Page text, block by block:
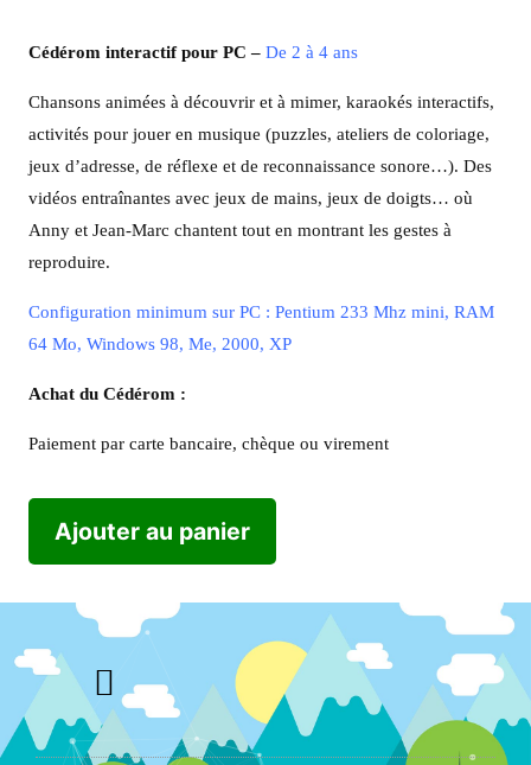
Cédérom interactif pour PC– De 2 à 4 ans
Chansons animées à découvrir et à mimer, karaokés interactifs,
activités pour jouer en musique (puzzles, ateliers de coloriage,
jeux d’adresse, de réflexe et de reconnaissance sonore…). Des
vidéos entraînantes avec jeux de mains, jeux de doigts… où
Anny et Jean-Marc chantent tout en montrant les gestes à
reproduire.
Configuration minimum sur PC : Pentium 233 Mhz mini, RAM
64 Mo, Windows 98, Me, 2000, XP
Achat du Cédérom :
Paiement par carte bancaire, chèque ou virement
Ajouter au panier